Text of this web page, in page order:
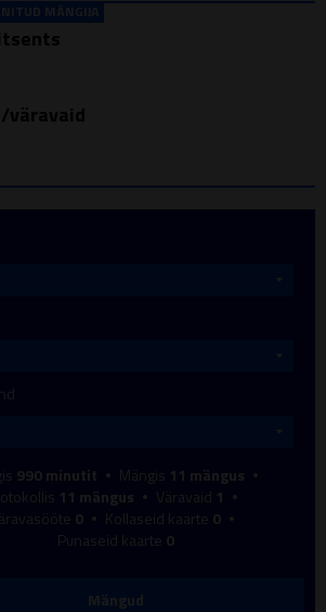
MÄNGIJA
väravaid
990minutit Mängis 11 mängus
11 mängus Väravaid 1
0 Kollaseid kaarte 0
Punaseid kaarte 0
Mängud